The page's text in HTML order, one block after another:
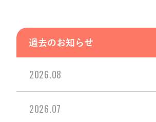
過去のお知らせ
2026.08
2026.07